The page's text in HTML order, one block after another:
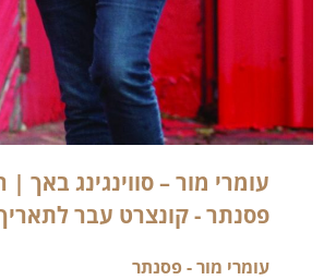
עומרי מור – סווינגינג באך |
פסנתר - קונצרט עבר
עומרי מור - פסנתר